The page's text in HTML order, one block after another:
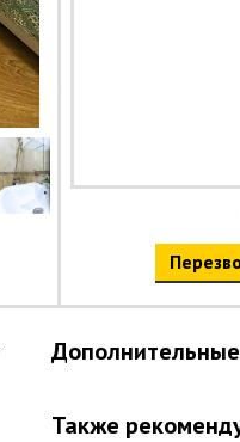
Дополнительные
Также